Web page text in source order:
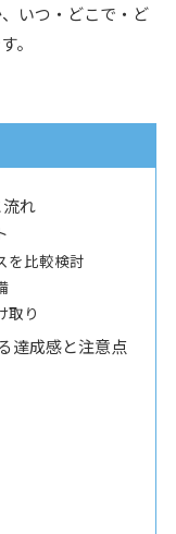
いつ・どこで・ど
。
れ
を比較検討
取り
達成感と注意点